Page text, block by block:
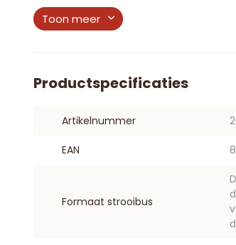
Toon meer
Productspecificaties
Artikelnummer
EAN
Formaat strooibus